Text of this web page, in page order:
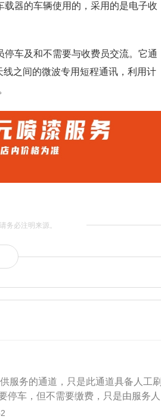
器的车辆使用的，采用的是电子收
车及和不需要与收费员交流。它通
之间的微波专用短程通讯，利用计
务必注明来源。
服务的通道，只是此通道具备人工刷
停车，但不需要缴费，只是由服务人
量较高时会临时使用。ETC安装流